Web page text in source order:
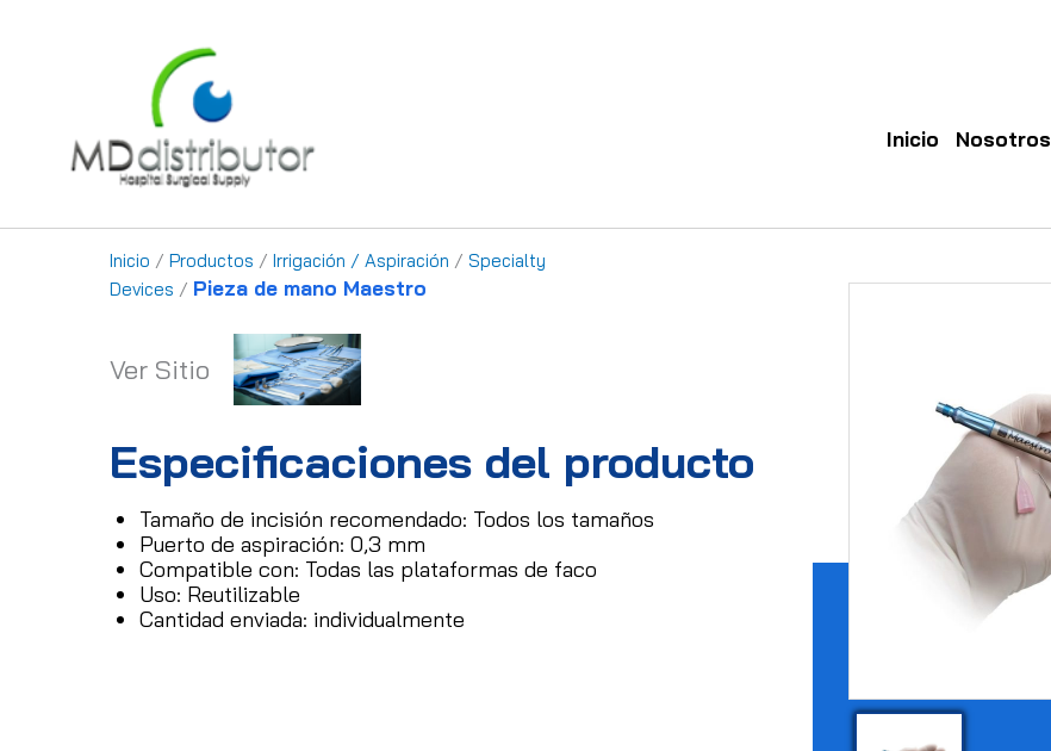
Inicio Nosotros
Inicio / Productos / Irrigación / Aspiración / Specialty
Devices / Pieza de mano Maestro
Ver Sitio
Especificaciones del producto
Tamaño de incisión recomendado: Todos los tamaños
Puerto de aspiración: 0,3 mm
Compatible con: Todas las plataformas de faco
Uso: Reutilizable
Cantidad enviada: individualmente